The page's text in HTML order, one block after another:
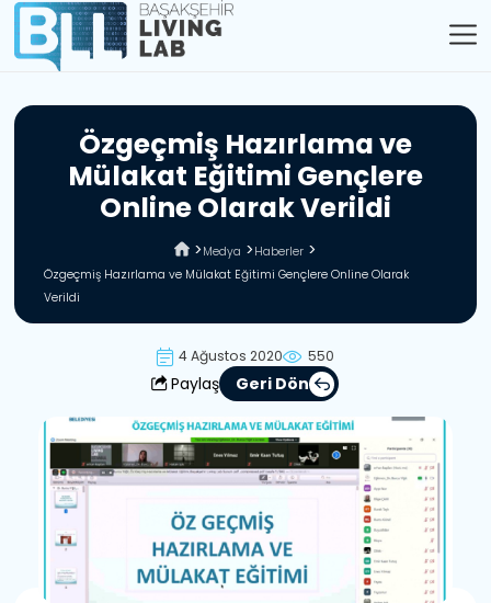
Özgeçmiş Hazırlamave
Mülakat Eğitimi Gençlere
OnlineOlarakVerildi
Medya
Haberler
Özgeçmiş Hazırlama ve Mülakat Eğitimi Gençlere Online Olarak
Verildi
4 Ağustos 2020 550
Paylaş Geri Dön